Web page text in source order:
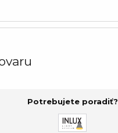
Potrebujete poradiť?